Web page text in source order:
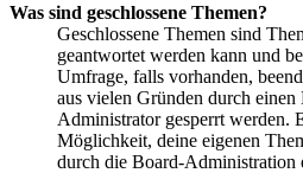
Was sind geschlossene Themen?
Geschlossene Themen sind
geantwortet werden kann und
Umfrage, falls vorhanden,
aus vielen Gründen durch einen
Administrator gesperrt werden.
Möglichkeit, deine eigenen
durch die Board-Administration